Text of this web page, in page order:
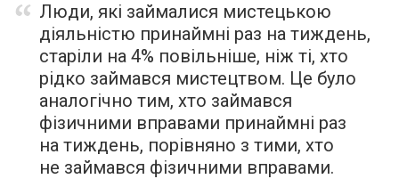
Люди, які займалися мистецькою
діяльністю принаймні раз на тиждень,
старіли на 4% повільніше, ніж ті, хто
рідко займався мистецтвом. Це було
аналогічно тим, хто займався
фізичними вправами принаймні раз
на тиждень, порівняно з тими, хто
не займався фізичними вправами.